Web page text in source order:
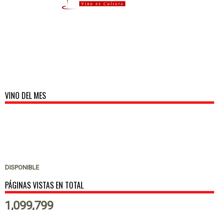
VINO DEL MES
DISPONIBLE
PÁGINAS VISTAS EN TOTAL
1,099,799